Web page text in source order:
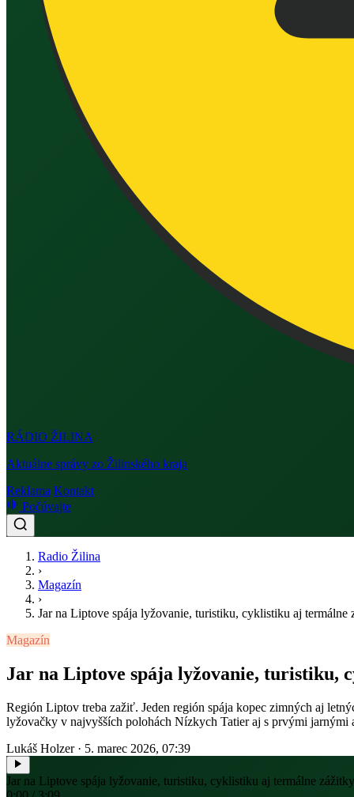
RÁDIO ŽILINA
Aktuálne správy zo Žilinského kraja
Reklama Kontakt
Počúvajte
Radio Žilina
›
Magazín
›
Jar na Liptove spája lyžovanie, turistiku, cyklistiku aj termálne
Magazín
Jar na Liptove spája lyžovanie, turistiku,
Región Liptov treba zažiť. Jeden región spája kopec zimných aj
lyžovačky v najvyšších polohách Nízkych Tatier aj s prvými jarnými
Lukáš Holzer · 5. marec 2026, 07:39
Jar na Liptove spája lyžovanie, turistiku, cyklistiku aj termálne zážitky